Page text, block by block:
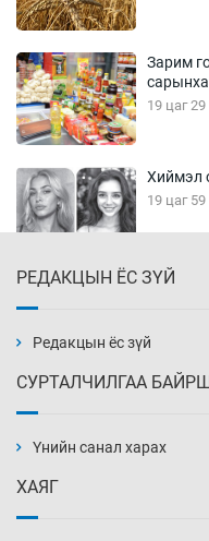
Зарим
19 цаг
Хиймэл
19 цаг
20 цаг 29
РЕДАКЦЫН ЁС ЗҮЙ
Редакцын ёс зүй
СУРТАЛЧИЛГАА
Үнийн санал харах
ХАЯГ